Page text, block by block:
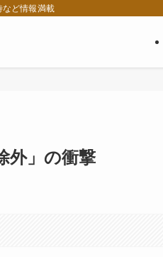
ど情報満載
外」の衝撃